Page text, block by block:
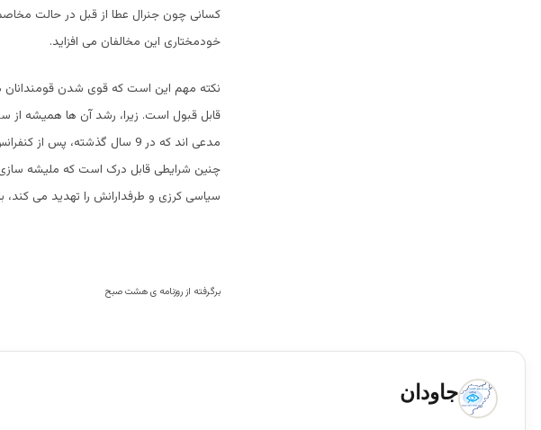
کسانی چون جنرال عطا از قبل در حالت
خودمختاری این مخالفان می افزاید.
نکته مهم این است که قوی شدن
قابل قبول است. زیرا، رشد آن ها همیشه
مدعی اند که در 9 سال گذشته،
چنین شرایطی قابل درک است که ملیشه سازی
سیاسی کرزی و طرفدارانش را تهدید می
برگرفته از روزنامه ی هشت صبح
جاودان